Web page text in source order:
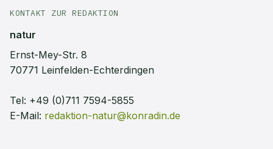
KONTAKT ZUR REDAKTION
natur
Ernst-Mey-Str. 8
70771 Leinfelden-Echterdingen
Tel: +49 (0)711 7594-5855
E-Mail: redaktion-natur@konradin.de